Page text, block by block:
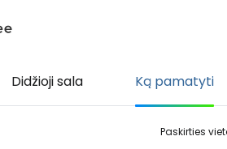
Didžioji sala Ką pamatyti
Paskirties